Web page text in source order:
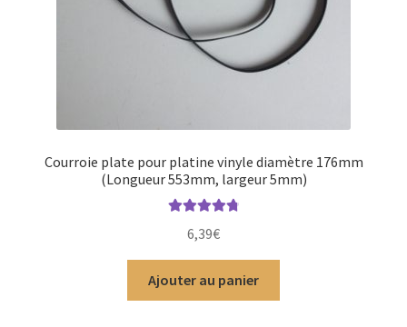
Courroie plate pour platine vinyle diamètre 176mm
(Longueur 553mm, largeur 5mm)
sur 5
6,39€
Ajouter au panier